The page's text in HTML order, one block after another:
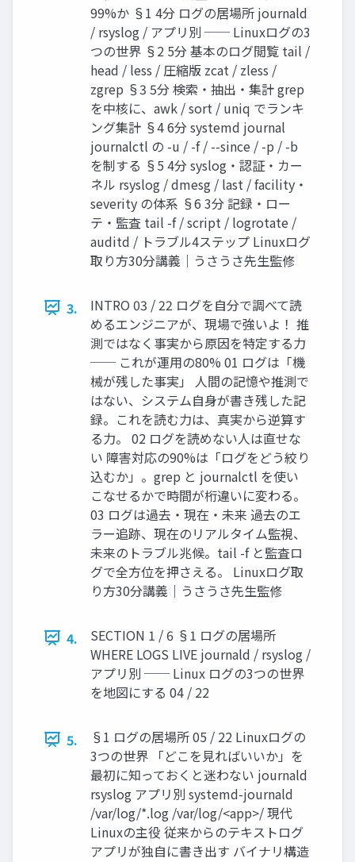
99%か §1 4分 ログの居場所 journald
/ rsyslog / アプリ別 ── Linuxログの3
つの世界 §2 5分 基本のログ閲覧 tail /
head / less / 圧縮版 zcat / zless /
zgrep §3 5分 検索・抽出・集計 grep
を中核に、awk / sort / uniq でランキ
ング集計 §4 6分 systemd journal
journalctl の -u / -f / --since / -p / -b
を制する §5 4分 syslog・認証・カー
ネル rsyslog / dmesg / last / facility・
severity の体系 §6 3分 記録・ロー
テ・監査 tail -f / script / logrotate /
auditd / トラブル4ステップ Linuxログ
取り方30分講義｜うさうさ先生監修
3.
INTRO 03 / 22 ログを自分で調べて読
めるエンジニアが、現場で強いよ！ 推
測ではなく事実から原因を特定する力
── これが運用の80% 01 ログは「機
械が残した事実」 人間の記憶や推測で
はない、システム自身が書き残した記
録。これを読む力は、真実から逆算す
る力。 02 ログを読めない人は直せな
い 障害対応の90%は「ログをどう絞り
込むか」。grep と journalctl を使い
こなせるかで時間が桁違いに変わる。
03 ログは過去・現在・未来 過去のエ
ラー追跡、現在のリアルタイム監視、
未来のトラブル兆候。tail -f と監査ロ
グで全方位を押さえる。 Linuxログ取
り方30分講義｜うさうさ先生監修
4.
SECTION 1 / 6 §1 ログの居場所
WHERE LOGS LIVE journald / rsyslog /
アプリ別 ── Linux ログの3つの世界
を地図にする 04 / 22
5.
§1 ログの居場所 05 / 22 Linuxログの
3つの世界 「どこを見ればいいか」を
最初に知っておくと迷わない journald
rsyslog アプリ別 systemd-journald
/var/log/*.log /var/log/<app>/ 現代
Linuxの主役 従来からのテキストログ
アプリが独自に書き出す バイナリ構造